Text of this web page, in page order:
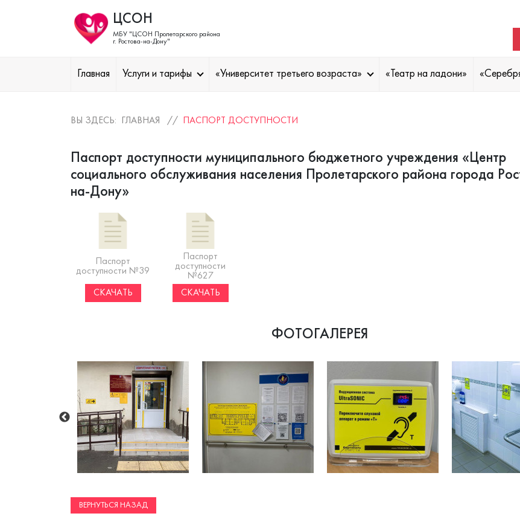
ЦСОН
МБУ "ЦСОН Пролетарского района
г. Ростова-на-Дону"
Главная Услуги и тарифы «Университет третьего возраста» «Театр на ладони»
ВЫ ЗДЕСЬ: ГЛАВНАЯ // ПАСПОРТ ДОСТУПНОСТИ
Паспорт доступности муниципального бюджетного учреждения «Центр
социального обслуживания населения Пролетарского района города
на-Дону»
Паспорт
доступности №39
СКАЧАТЬ
Паспорт
доступности
№627
СКАЧАТЬ
ФОТОГАЛЕРЕЯ
ВЕРНУТЬСЯ НАЗАД